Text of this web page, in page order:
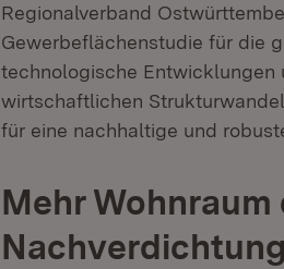
Regionalverband
Gewerbeflächenstudie für die
technologische Entwicklungen
wirtschaftlichen
für eine nachhaltige und
Mehr
Nachverdichtung